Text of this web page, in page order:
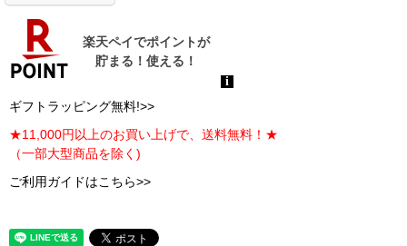
ギフトラッピング無料!>>
★11,000円以上のお買い上げで、送料無料！★
（一部大型商品を除く)
ご利用ガイドはこちら>>